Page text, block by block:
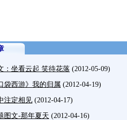
：坐看云起 笑待花落 (2012-05-09)
袋西游》我的归属 (2012-04-19)
注定相见 (2012-04-17)
图文-那年夏天 (2012-04-16)